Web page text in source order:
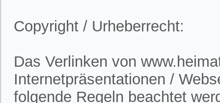
Copyright / Urheberrecht:
Das Verlinken von
Internetpräsentationen /
folgende Regeln beachtet